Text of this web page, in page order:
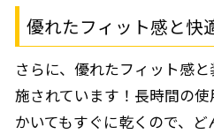
優れたフィット感と快
さらに、優れたフィット感
施されています！長時間の
かいてもすぐに乾くので、